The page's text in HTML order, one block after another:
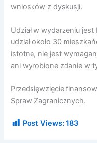
wniosków z dyskusji.
Udział w wydarzeniu
udział około 30
istotne, nie jest
ani wyrobione zdanie w
Przedsięwzięcie
Spraw Zagranicznych.
Post Views: 183